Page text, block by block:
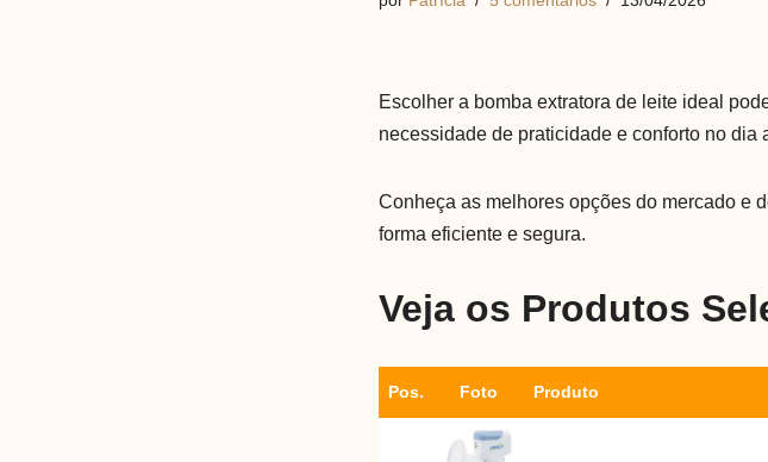
Escolher a bomba extratora de leite ideal
necessidade de praticidade e conforto no dia
Conheça as melhores opções do mercado e
forma eficiente e segura.
Veja os Produtos
Pos. Foto Produto